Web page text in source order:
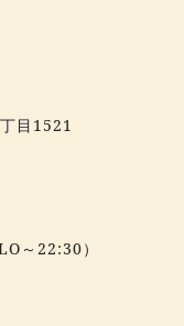
目1521
～22:30）